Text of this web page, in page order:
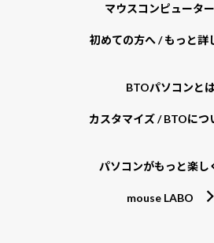
マウスコンピュータ
初めての方へ / もっと
BTOパソコンと
カスタマイズ / BTOに
パソコンがもっと楽し
mouse LABO